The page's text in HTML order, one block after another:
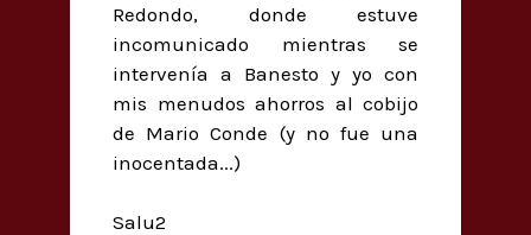
Redondo, donde estuve
incomunicado mientras se
intervenía a Banesto y yo con
mis menudos ahorros al cobijo
de Mario Conde (y no fue una
inocentada...)
Salu2